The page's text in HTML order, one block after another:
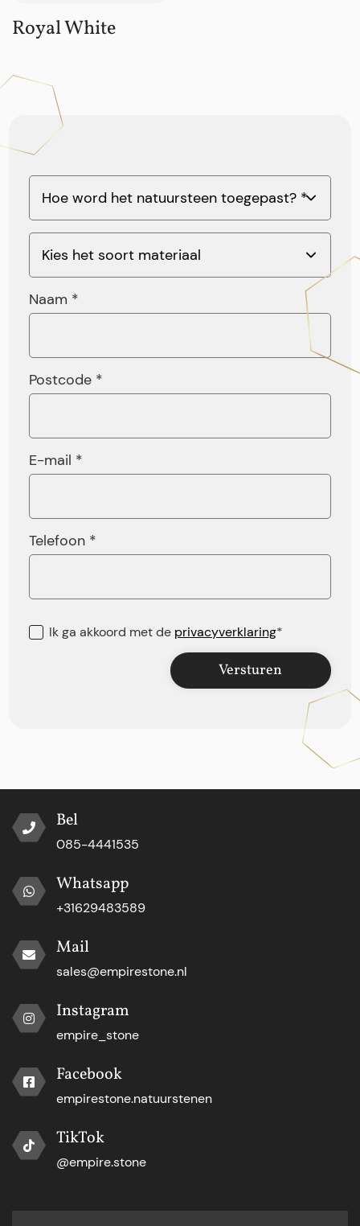
Royal White
Naam *
Postcode *
E-mail *
Telefoon *
Ik ga akkoord met de privacyverklaring*
Versturen
Bel
085-4441535
Whatsapp
+31629483589
Mail
sales@empirestone.nl
Instagram
empire_stone
Facebook
empirestone.natuurstenen
TikTok
@empire.stone